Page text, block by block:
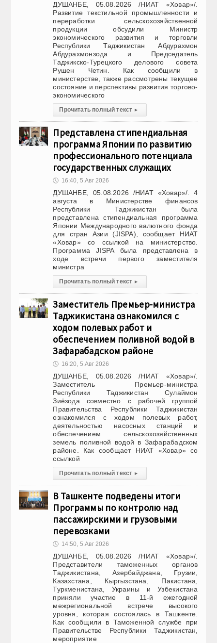
ДУШАНБЕ, 05.08.2026 /НИАТ «Ховар»/.
Развитие текстильной промышленности и
переработки сельскохозяйственной
продукции обсудили Министр
экономического развития и торговли
Республики Таджикистан Абдурахмон
Абдурахмонзода и Председатель
Таджикско-Турецкого делового совета
Рушен Четин. Как сообщили в
министерстве, также рассмотрены текущее
состояние и перспективы развития торгово-
экономического
Прочитать полный текст ▸
Представлена стипендиальная
программа Японии по развитию
профессионального потенциала
государственных служащих
🕔 16:40, 5.Авг 2026
ДУШАНБЕ, 05.08.2026 /НИАТ «Ховар»/. 4
августа в Министерстве финансов
Республики Таджикистан была
представлена стипендиальная программа
Японии Международного валютного фонда
для стран Азии (JISPA), сообщает НИАТ
«Ховар» со ссылкой на министерство.
Программа JISPA была представлена в
ходе встречи первого заместителя
министра
Прочитать полный текст ▸
Заместитель Премьер-министра
Таджикистана ознакомился с
ходом полевых работ и
обеспечением поливной водой в
Зафарабадском районе
🕔 16:20, 5.Авг 2026
ДУШАНБЕ, 05.08.2026 /НИАТ «Ховар»/.
Заместитель Премьер-министра
Республики Таджикистан Сулаймон
Зиёзода совместно с рабочей группой
Правительства Республики Таджикистан
ознакомился с ходом полевых работ,
деятельностью насосных станций и
обеспечением сельскохозяйственных
земель поливной водой в Зафарабадском
районе. Как сообщает НИАТ «Ховар» со
ссылкой
Прочитать полный текст ▸
В Ташкенте подведены итоги
Программы по контролю над
пассажирскими и грузовыми
перевозками
🕔 14:50, 5.Авг 2026
ДУШАНБЕ, 05.08.2026 /НИАТ «Ховар»/.
Представители таможенных органов
Таджикистана, Азербайджана, Грузии,
Казахстана, Кыргызстана, Пакистана,
Туркменистана, Украины и Узбекистана
приняли участие в 11-й ежегодной
межрегиональной встрече высокого
уровня, которая состоялась в Ташкенте.
Как сообщили в Таможенной службе при
Правительстве Республики Таджикистан,
мероприятие